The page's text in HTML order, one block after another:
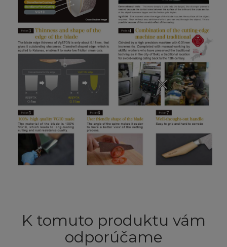
K tomuto produktu vám
odporúčame